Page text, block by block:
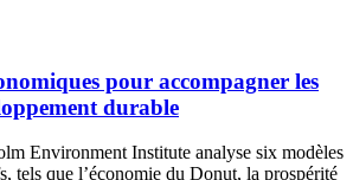
pour accompagner les
durable
Environment Institute analyse six modèles
tels que l’économie du Donut, la prospérité